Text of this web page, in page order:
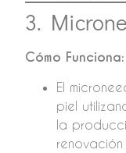
3.
Cómo Funciona:
El
piel
la